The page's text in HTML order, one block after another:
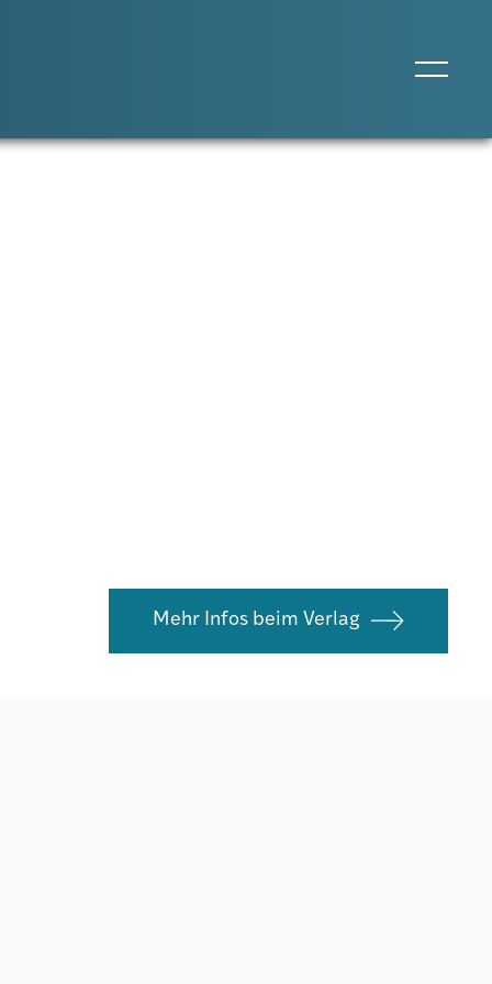
Mehr Infos beim Verlag